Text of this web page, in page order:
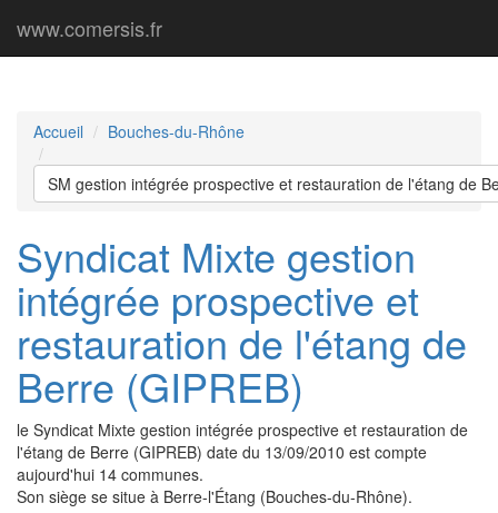
www.comersis.fr
Accueil Bouches-du-Rhône
SM gestion intégrée prospective et restauration de l'étang de
Syndicat Mixte gestion
intégrée prospective et
restauration de l'étang de
Berre (GIPREB)
le Syndicat Mixte gestion intégrée prospective et restauration de
l'étang de Berre (GIPREB) date du 13/09/2010 est compte
aujourd'hui 14 communes.
Son siège se situe à Berre-l'Étang (Bouches-du-Rhône).